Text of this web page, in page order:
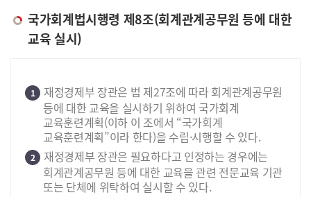
국가회계법시행령 제8조(회계관계공무원 등에 대한
교육 실시)
1
재정경제부 장관은 법 제27조에 따라 회계관계공무원
등에 대한 교육을 실시하기 위하여 국가회계
교육훈련계획(이하 이 조에서 “국가회계
교육훈련계획”이라 한다)을 수립·시행할 수 있다.
2
재정경제부 장관은 필요하다고 인정하는 경우에는
회계관계공무원 등에 대한 교육을 관련 전문교육 기관
또는 단체에 위탁하여 실시할 수 있다.